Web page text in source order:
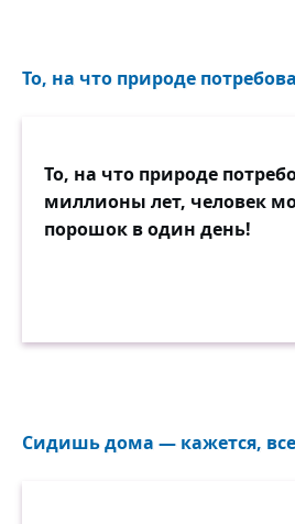
То, на что природе
То, на что природе
миллионы лет, человек
порошок в один день!
Сидишь дома — кажется,